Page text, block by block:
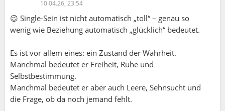
10.04.26, 23:54
😉 Single-Sein ist nicht automatisch „toll“ – genau so
wenig wie Beziehung automatisch „glücklich“ bedeutet.
Es ist vor allem eines: ein Zustand der Wahrheit.
Manchmal bedeutet er Freiheit, Ruhe und
Selbstbestimmung.
Manchmal bedeutet er aber auch Leere, Sehnsucht und
die Frage, ob da noch jemand fehlt.